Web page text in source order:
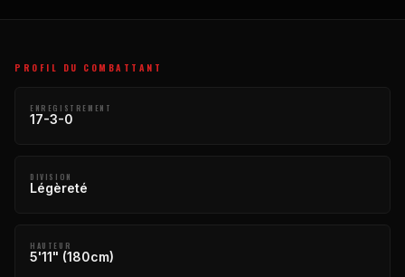
PROFIL DU COMBATTANT
ENREGISTREMENT
17-3-0
DIVISION
Légèreté
HAUTEUR
5'11" (180cm)